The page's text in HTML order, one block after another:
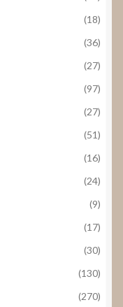
(18)
(36)
(27)
(97)
(27)
(51)
(16)
(24)
(9)
(17)
(30)
(130)
(270)